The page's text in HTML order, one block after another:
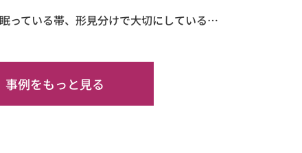
っている帯、形見分けで大切にしている…
事例をもっと見る